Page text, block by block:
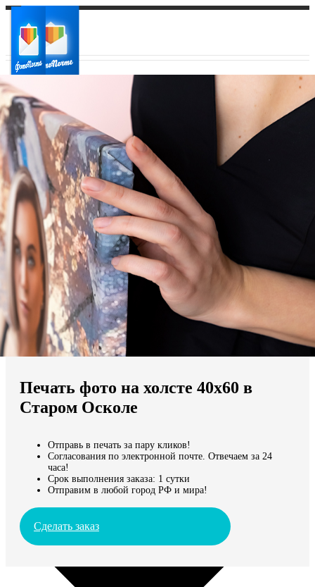
Ваш город:
Ваш регион доставки
Выберите из списка:
Мы доставляем по всему миру
Продолжить без города
Печать фото на холсте 40х60 в
Старом Осколе
Отправь в печать за пару кликов!
Согласования по электронной почте. Отвечаем за 24
часа!
Срок выполнения заказа: 1 сутки
Отправим в любой город РФ и мира!
Сделать заказ